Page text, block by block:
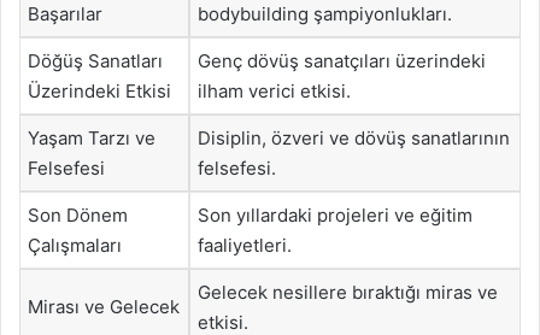
Başarılar
bodybuilding şampiyonlukları.
Döğüş Sanatları
Üzerindeki Etkisi
Genç dövüş sanatçıları üzerindeki
ilham verici etkisi.
Yaşam Tarzı ve
Felsefesi
Disiplin, özveri ve dövüş sanatlarının
felsefesi.
Son Dönem
Çalışmaları
Son yıllardaki projeleri ve eğitim
faaliyetleri.
Mirası ve Gelecek
Gelecek nesillere bıraktığı miras ve
etkisi.